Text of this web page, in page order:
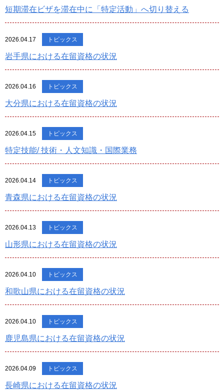
短期滞在ビザを滞在中に「特定活動」へ切り替える
2026.04.17 トピックス
岩手県における在留資格の状況
2026.04.16 トピックス
大分県における在留資格の状況
2026.04.15 トピックス
特定技能/ 技術・人文知識・国際業務
2026.04.14 トピックス
青森県における在留資格の状況
2026.04.13 トピックス
山形県における在留資格の状況
2026.04.10 トピックス
和歌山県における在留資格の状況
2026.04.10 トピックス
鹿児島県における在留資格の状況
2026.04.09 トピックス
長崎県における在留資格の状況